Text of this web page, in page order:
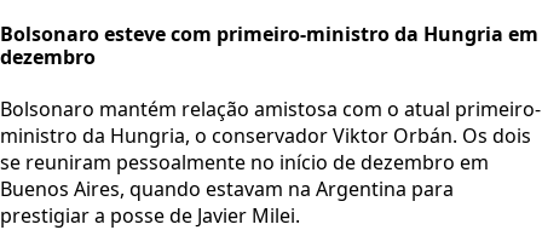
Bolsonaro esteve com primeiro-ministro da Hungria em
dezembro
Bolsonaro mantém relação amistosa com o atual primeiro-
ministro da Hungria, o conservador Viktor Orbán. Os dois
se reuniram pessoalmente no início de dezembro em
Buenos Aires, quando estavam na Argentina para
prestigiar a posse de Javier Milei.